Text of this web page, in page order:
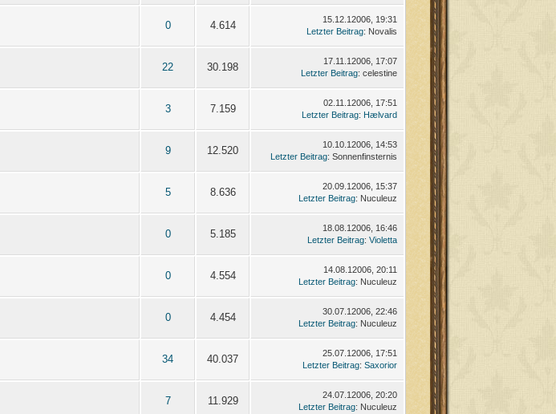
0 4.614
15.12.12006, 19:31
Letzter Beitrag: Novalis
22 30.198
17.11.12006, 17:07
Letzter Beitrag: celestine
3 7.159
02.11.12006, 17:51
Letzter Beitrag: Hælvard
9 12.520
10.10.12006, 14:53
Letzter Beitrag: Sonnenfinsternis
5 8.636
20.09.12006, 15:37
Letzter Beitrag: Nuculeuz
0 5.185
18.08.12006, 16:46
Letzter Beitrag: Violetta
0 4.554
14.08.12006, 20:11
Letzter Beitrag: Nuculeuz
0 4.454
30.07.12006, 22:46
Letzter Beitrag: Nuculeuz
34 40.037
25.07.12006, 17:51
Letzter Beitrag: Saxorior
7 11.929
24.07.12006, 20:20
Letzter Beitrag: Nuculeuz